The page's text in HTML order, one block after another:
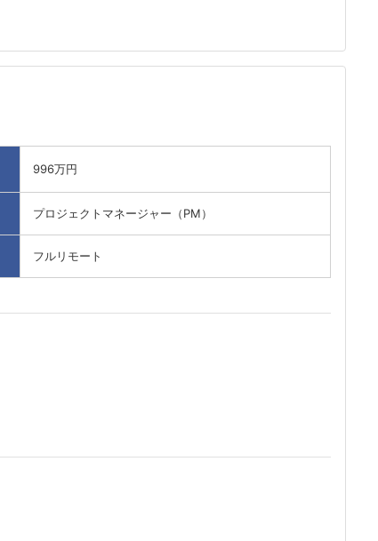
996万円
プロジェクトマネージャー（PM）
フルリモート